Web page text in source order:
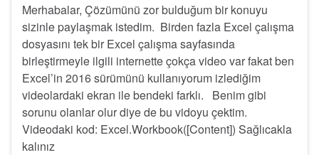
Merhabalar, Çözümünü zor bulduğum bir konuyu
sizinle paylaşmak istedim. Birden fazla Excel çalışma
dosyasını tek bir Excel çalışma sayfasında
birleştirmeyle ilgili internette çokça video var fakat ben
Excel’in 2016 sürümünü kullanıyorum izlediğim
videolardaki ekran ile bendeki farklı. Benim gibi
sorunu olanlar olur diye de bu vidoyu çektim.
Videodaki kod: Excel.Workbook([Content]) Sağlıcakla
kalınız